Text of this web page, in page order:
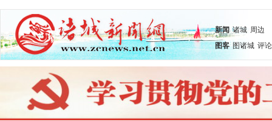
新闻 诸城 周边
图客 图诸城 评论